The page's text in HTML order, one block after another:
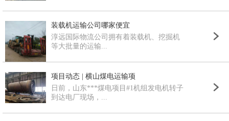
装载机运输公司哪家便宜
淳远国际物流公司拥有着装载机、挖掘机
等大批量的运输...
项目动态 | 横山煤电运输项
日前，山东***煤电项目#1机组发电机转子
到达电厂现场，...